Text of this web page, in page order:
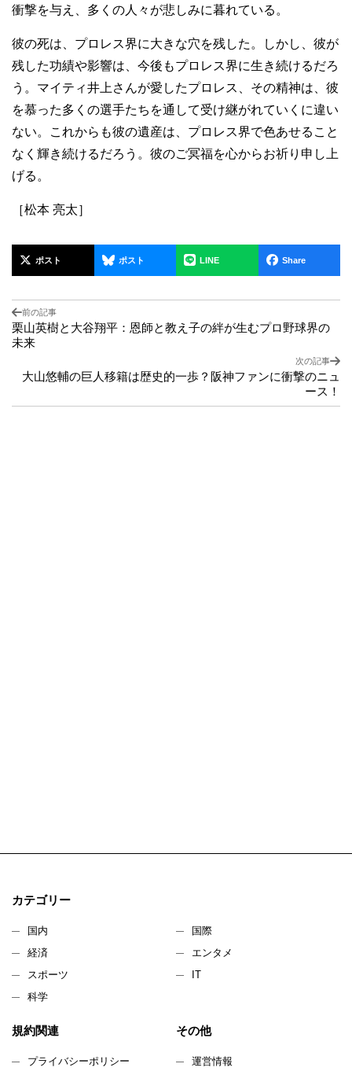
衝撃を与え、多くの人々が悲しみに暮れている。
彼の死は、プロレス界に大きな穴を残した。しかし、彼が
残した功績や影響は、今後もプロレス界に生き続けるだろ
う。マイティ井上さんが愛したプロレス、その精神は、彼
を慕った多くの選手たちを通して受け継がれていくに違い
ない。これからも彼の遺産は、プロレス界で色あせること
なく輝き続けるだろう。彼のご冥福を心からお祈り申し上
げる。
［松本 亮太］
ポスト ポスト LINE Share
前の記事
栗山英樹と大谷翔平：恩師と教え子の絆が生むプロ野球界の
未来
次の記事
大山悠輔の巨人移籍は歴史的一歩？阪神ファンに衝撃のニュ
ース！
カテゴリー
国内
国際
経済
エンタメ
スポーツ
IT
科学
規約関連
プライバシーポリシー
その他
運営情報